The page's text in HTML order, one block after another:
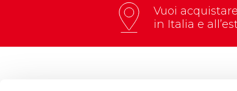
Vuoi
in Italia e